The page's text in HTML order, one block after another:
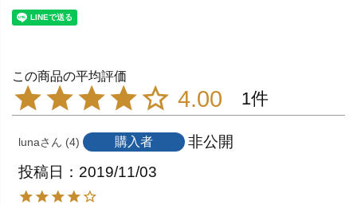
4.00 1
luna 4 購入者
非公開
投稿日
2019/11/03